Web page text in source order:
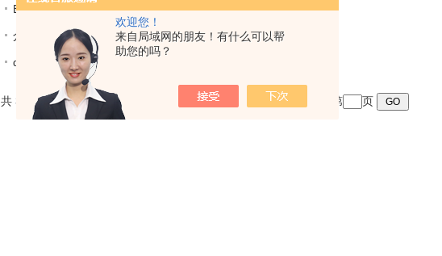
欢迎您！
来自局域网的朋友！有什么可以帮
助您的吗？
BURKERT电磁阀漏气的问题该怎么解决？
介绍LIKA绝对值编码器的几个基础应用
di-soric环形传感器的选型与安装
共 368 条记录，当前 5 / 14 页 上一页 末页 跳转到第 页